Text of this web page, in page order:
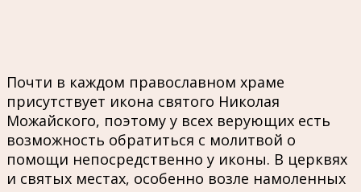
Почти в каждом православном храме
присутствует икона святого Николая
Можайского, поэтому у всех верующих есть
возможность обратиться с молитвой о
помощи непосредственно у иконы. В церквях
и святых местах, особенно возле намоленных